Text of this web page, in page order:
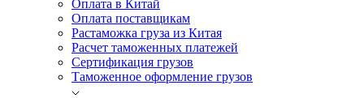
Оплата в Китай
Оплата поставщикам
Растаможка груза из Китая
Расчет таможенных платежей
Сертификация грузов
Таможенное оформление грузов